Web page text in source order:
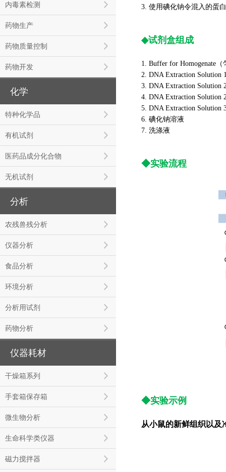
内毒素检测
药物生产
药物质量控制
药物开发
化学
特种化学品
有机试剂
医药品成分化合物
无机试剂
分析
农残兽残分析
仪器分析
食品分析
环境分析
分析用试剂
药物分析
仪器耗材
干燥箱系列
手套箱保存箱
微生物分析
生命科学类仪器
磁力搅拌器
3. 使用碘化钠令混入的蛋
◆试剂盒组成
1. Buffer for Homogenate
2. DNA Extraction Solution
3. DNA Extraction Solution
4. DNA Extraction Solution
5. DNA Extraction Solution
6. 碘化钠溶液
7. 洗涤液
◆实验流程
◆实验示例
从小鼠的新鲜组织以及